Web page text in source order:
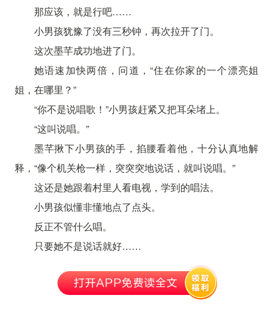
那应该，就是行吧……
小男孩犹豫了没有三秒钟，再次拉开了门。
这次墨芊成功地进了门。
她语速加快两倍，问道，“住在你家的一个漂亮姐
姐，在哪里？”
“你不是说唱歌！”小男孩赶紧又把耳朵堵上。
“这叫说唱。”
墨芊揪下小男孩的手，掐腰看着他，十分认真地解
释，“像个机关枪一样，突突突地说话，就叫说唱。”
这还是她跟着村里人看电视，学到的唱法。
小男孩似懂非懂地点了点头。
反正不管什么唱。
只要她不是说话就好……